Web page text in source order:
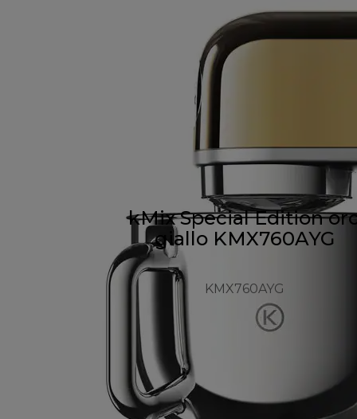
kMix Special Edition
giallo KMX760AYG
KMX760AYG